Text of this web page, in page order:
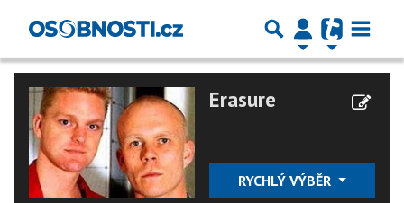
Erasure
RYCHLÝ VÝBĚR